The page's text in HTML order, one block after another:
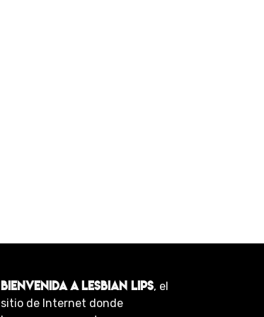
BIENVENIDA A LESBIAN LIPS, el
sitio de Internet donde